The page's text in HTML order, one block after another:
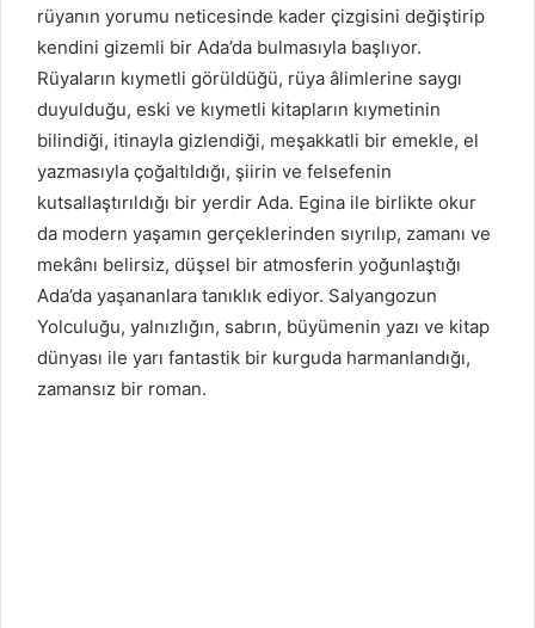
rüyanın yorumu neticesinde kader çizgisini değiştirip
kendini gizemli bir Ada’da bulmasıyla başlıyor.
Rüyaların kıymetli görüldüğü, rüya âlimlerine saygı
duyulduğu, eski ve kıymetli kitapların kıymetinin
bilindiği, itinayla gizlendiği, meşakkatli bir emekle, el
yazmasıyla çoğaltıldığı, şiirin ve felsefenin
kutsallaştırıldığı bir yerdir Ada. Egina ile birlikte okur
da modern yaşamın gerçeklerinden sıyrılıp, zamanı ve
mekânı belirsiz, düşsel bir atmosferin yoğunlaştığı
Ada’da yaşananlara tanıklık ediyor. Salyangozun
Yolculuğu, yalnızlığın, sabrın, büyümenin yazı ve kitap
dünyası ile yarı fantastik bir kurguda harmanlandığı,
zamansız bir roman.